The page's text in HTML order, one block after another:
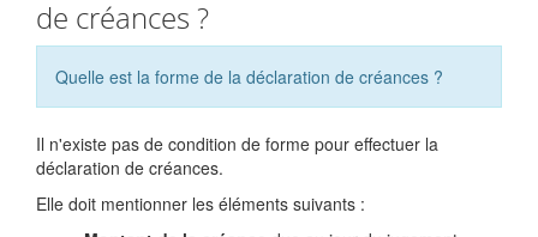
de créances ?
Quelle est la forme de la déclaration de créances ?
Il n'existe pas de condition de forme pour effectuer la
déclaration de créances.
Elle doit mentionner les éléments suivants :